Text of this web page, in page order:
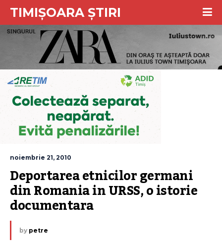
TIMIȘOARA ȘTIRI
noiembrie 21, 2010
Deportarea etnicilor germani
din Romania in URSS, o istorie
documentara
by petre